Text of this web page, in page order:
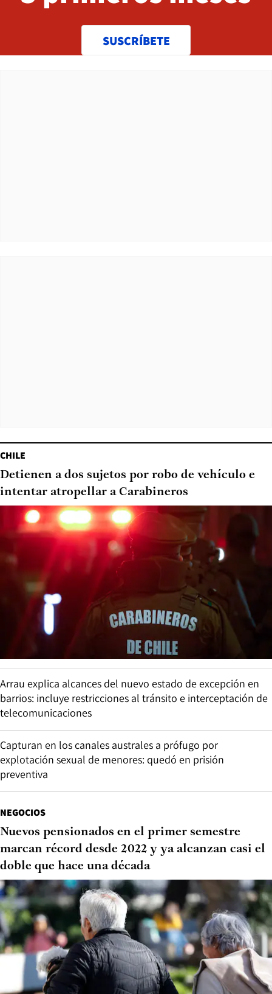
SUSCRÍBETE
CHILE
Detienen a dos sujetos por robo de vehículo e
intentar atropellar a Carabineros
Arrau explica alcances del nuevo estado de excepción en
barrios: incluye restricciones al tránsito e interceptación de
telecomunicaciones
Capturan en los canales australes a prófugo por
explotación sexual de menores: quedó en prisión
preventiva
NEGOCIOS
Nuevos pensionados en el primer semestre
marcan récord desde 2022 y ya alcanzan casi el
doble que hace una década